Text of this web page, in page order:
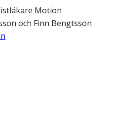
Motion
och Finn Bengtsson